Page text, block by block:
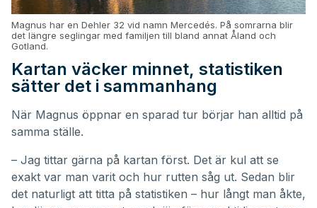
Magnus har en Dehler 32 vid namn Mercedés. På somrarna blir
det längre seglingar med familjen till bland annat Åland och
Gotland.
Kartan väcker minnet, statistiken
sätter det i sammanhang
När Magnus öppnar en sparad tur börjar han alltid på
samma ställe.
– Jag tittar gärna på kartan först. Det är kul att se
exakt var man varit och hur rutten såg ut. Sedan blir
det naturligt att titta på statistiken – hur långt man åkte,